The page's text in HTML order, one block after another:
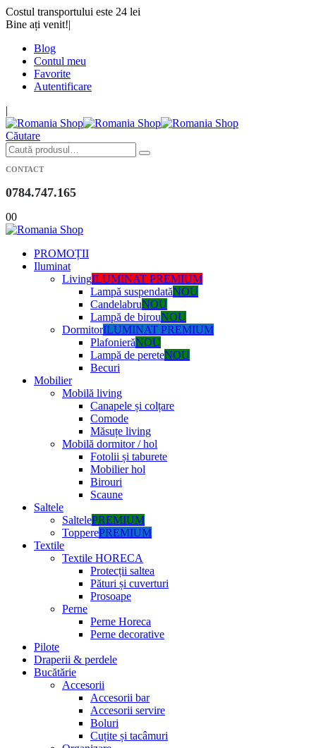
Costul transportului este 24 lei
Bine ați venit!|
Blog
Contul meu
Favorite
Autentificare
|
Căutare
CONTACT
0784.747.165
00
PROMOȚII
Iluminat
LivingILUMINAT PREMIUM
Lampă suspendatăNOU
CandelabruNOU
Lampă de birouNOU
DormitorILUMINAT PREMIUM
PlafonierăNOU
Lampă de pereteNOU
Becuri
Mobilier
Mobilă living
Canapele și colțare
Comode
Măsuțe living
Mobilă dormitor / hol
Fotolii și taburete
Mobilier hol
Birouri
Scaune
Saltele
SaltelePREMIUM
TopperePREMIUM
Textile
Textile HORECA
Protecții saltea
Pături și cuverturi
Prosoape
Perne
Perne Horeca
Perne decorative
Pilote
Draperii & perdele
Bucătărie
Accesorii
Accesorii bar
Accesorii servire
Boluri
Cuțite și tacâmuri